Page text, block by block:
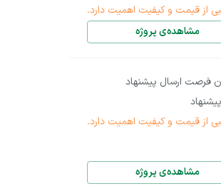
از قیمت و کیفیت اهمیت دارد.
مشاهده‌ی پروژه
فرصت ارسال پیشنهاد
پیشنهاد
از قیمت و کیفیت اهمیت دارد.
مشاهده‌ی پروژه